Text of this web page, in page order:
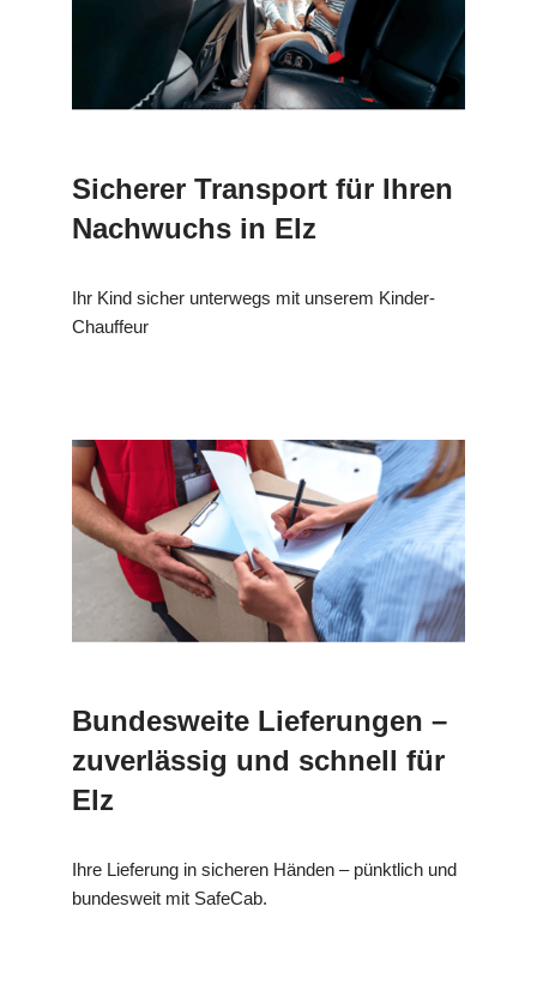
Sicherer Transport für Ihren
Nachwuchs in Elz
Ihr Kind sicher unterwegs mit unserem Kinder-
Chauffeur
Bundesweite Lieferungen –
zuverlässig und schnell für
Elz
Ihre Lieferung in sicheren Händen – pünktlich und
bundesweit mit SafeCab.